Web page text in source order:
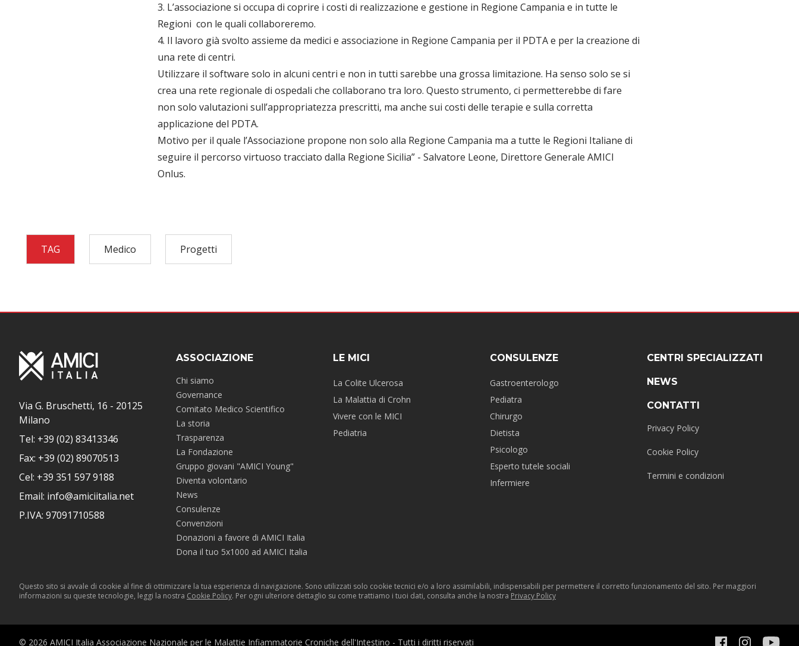
3. L’associazione si occupa di coprire i costi di realizzazione e gestione in Regione Campania e in tutte le
Regioni con le quali collaboreremo.
4. Il lavoro già svolto assieme da medici e associazione in Regione Campania per il PDTA e per la creazione di
una rete di centri.
Utilizzare il software solo in alcuni centri e non in tutti sarebbe una grossa limitazione. Ha senso solo se si
crea una rete regionale di ospedali che collaborano tra loro. Questo strumento, ci permetterebbe di fare
non solo valutazioni sull’appropriatezza prescritti, ma anche sui costi delle terapie e sulla corretta
applicazione del PDTA.
Motivo per il quale l’Associazione propone non solo alla Regione Campania ma a tutte le Regioni Italiane di
seguire il percorso virtuoso tracciato dalla Regione Sicilia” - Salvatore Leone, Direttore Generale AMICI
Onlus.
TAG Medico Progetti
Via G. Bruschetti, 16 - 20125
Milano
Tel: +39 (02) 83413346
Fax: +39 (02) 89070513
Cel: +39 351 597 9188
Email: info@amiciitalia.net
P.IVA: 97091710588
ASSOCIAZIONE
Chi siamo
Governance
Comitato Medico Scientifico
La storia
Trasparenza
La Fondazione
Gruppo giovani "AMICI Young"
Diventa volontario
News
Consulenze
Convenzioni
Donazioni a favore di AMICI Italia
Dona il tuo 5x1000 ad AMICI Italia
LE MICI
La Colite Ulcerosa
La Malattia di Crohn
Vivere con le MICI
Pediatria
CONSULENZE
Gastroenterologo
Pediatra
Chirurgo
Dietista
Psicologo
Esperto tutele sociali
Infermiere
CENTRI SPECIALIZZATI
NEWS
CONTATTI
Privacy Policy
Cookie Policy
Termini e condizioni
Questo sito si avvale di cookie al fine di ottimizzare la tua esperienza di navigazione. Sono utilizzati solo cookie tecnici e/o a loro assimilabili, indispensabili per permettere il corretto funzionamento del sito. Per maggiori
informazioni su queste tecnologie, leggi la nostra Cookie Policy. Per ogni ulteriore dettaglio su come trattiamo i tuoi dati, consulta anche la nostra Privacy Policy
© 2026 AMICI Italia Associazione Nazionale per le Malattie Infiammatorie Croniche dell'Intestino - Tutti i diritti riservati